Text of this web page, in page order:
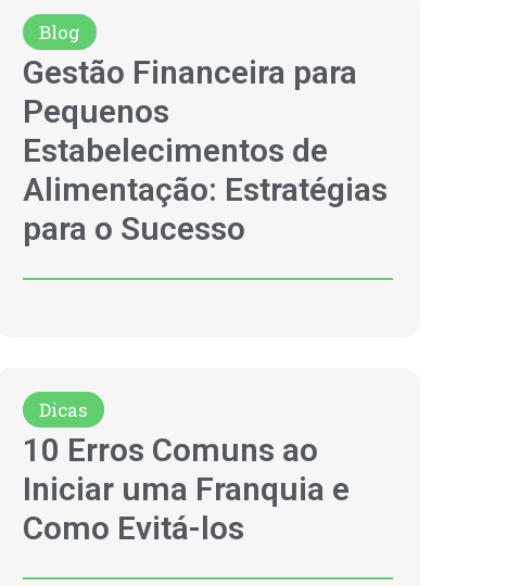
Blog
Gestão Financeira para
Pequenos
Estabelecimentos de
Alimentação: Estratégias
para o Sucesso
Dicas
10 Erros Comuns ao
Iniciar uma Franquia e
Como Evitá-los